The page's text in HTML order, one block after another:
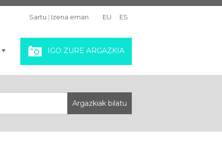
Sartu | Izena eman EU ES
IGO ZURE ARGAZKIA